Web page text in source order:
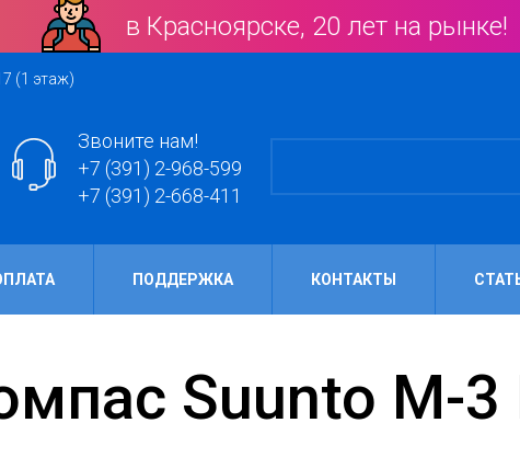
в Красноярске, 20 лет на рынке!
(1 этаж)
Звоните нам!
+7 (391) 2-968-599
+7 (391) 2-668-411
ПОДДЕРЖКА КОНТАКТЫ
Suunto M-3